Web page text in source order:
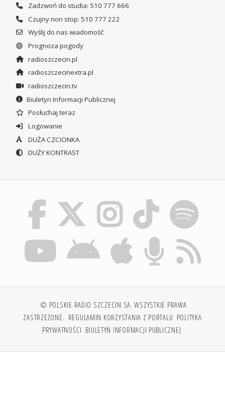
Zadzwoń do studia: 510 777 666
Czujny non stop: 510 777 222
Wyślij do nas wiadomość
Prognoza pogody
radioszczecin.pl
radioszczecinextra.pl
radioszczecin.tv
Biuletyn Informacji Publicznej
Posłuchaj teraz
Logowanie
DUŻA CZCIONKA
DUŻY KONTRAST
© POLSKIE RADIO SZCZECIN SA. WSZYSTKIE PRAWA
ZASTRZEŻONE. REGULAMIN KORZYSTANIA Z PORTALU POLITYKA
PRYWATNOŚCI BIULETYN INFORMACJI PUBLICZNEJ